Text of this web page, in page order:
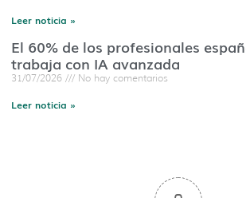
Leer noticia »
El 60% de los profesionales
trabaja con IA avanzada
31/07/2026 No hay comentarios
Leer noticia »